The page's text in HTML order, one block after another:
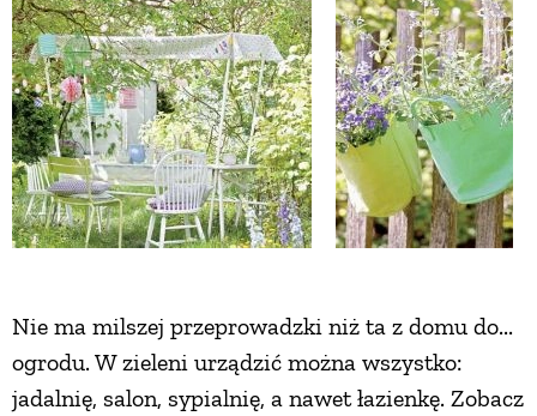
Nie ma milszej przeprowadzki niż ta z domu do...
ogrodu. W zieleni urządzić można wszystko:
jadalnię, salon, sypialnię, a nawet łazienkę. Zobacz